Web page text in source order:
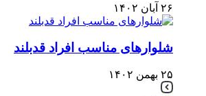
۲۶ آبان ۱۴۰۲
شلوارهای مناسب افراد قدبلند
۲۵ بهمن ۱۴۰۲